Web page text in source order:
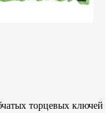
торцевых ключей